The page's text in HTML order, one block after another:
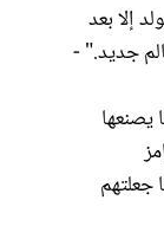
إلا بعد
جديد." -
يصنعها
جعلتهم